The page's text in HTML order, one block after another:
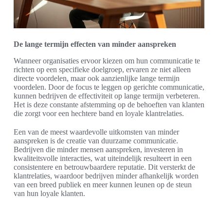
De lange termijn effecten van minder aanspreken
Wanneer organisaties ervoor kiezen om hun communicatie te
richten op een specifieke doelgroep, ervaren ze niet alleen
directe voordelen, maar ook aanzienlijke lange termijn
voordelen. Door de focus te leggen op gerichte communicatie,
kunnen bedrijven de effectiviteit op lange termijn verbeteren.
Het is deze constante afstemming op de behoeften van klanten
die zorgt voor een hechtere band en loyale klantrelaties.
Een van de meest waardevolle uitkomsten van minder
aanspreken is de creatie van duurzame communicatie.
Bedrijven die minder mensen aanspreken, investeren in
kwaliteitsvolle interacties, wat uiteindelijk resulteert in een
consistentere en betrouwbaardere reputatie. Dit versterkt de
klantrelaties, waardoor bedrijven minder afhankelijk worden
van een breed publiek en meer kunnen leunen op de steun
van hun loyale klanten.